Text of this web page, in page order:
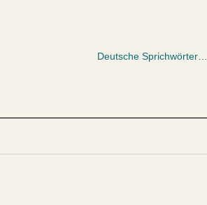
Deutsche Sprichwörter…